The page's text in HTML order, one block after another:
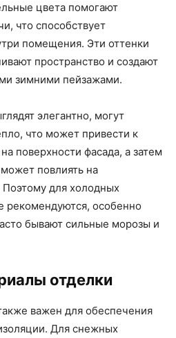
цвета помогают
что способствует
помещения. Эти оттенки
пространство и создают
зимними пейзажами.
элегантно, могут
что может привести к
поверхности фасада, а затем
повлиять на
Поэтому для холодных
рекомендуются, особенно
бывают сильные морозы и
отделки
важен для обеспечения
Для снежных